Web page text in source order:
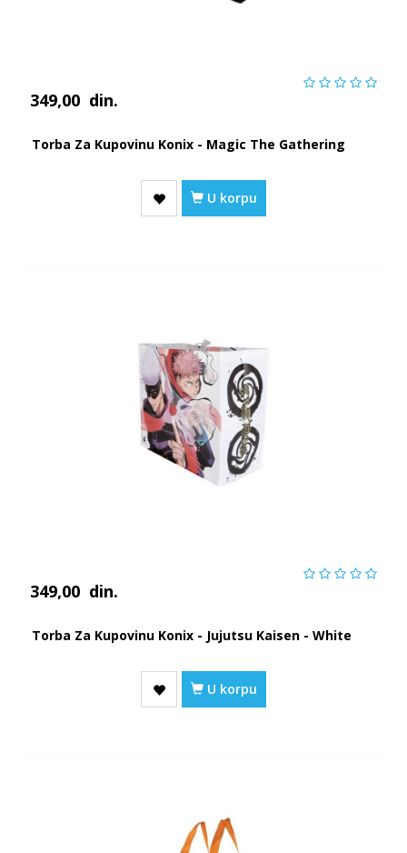
349,00 din.
Torba Za Kupovinu Konix - Magic The Gathering
U korpu
349,00 din.
Torba Za Kupovinu Konix - Jujutsu Kaisen - White
U korpu